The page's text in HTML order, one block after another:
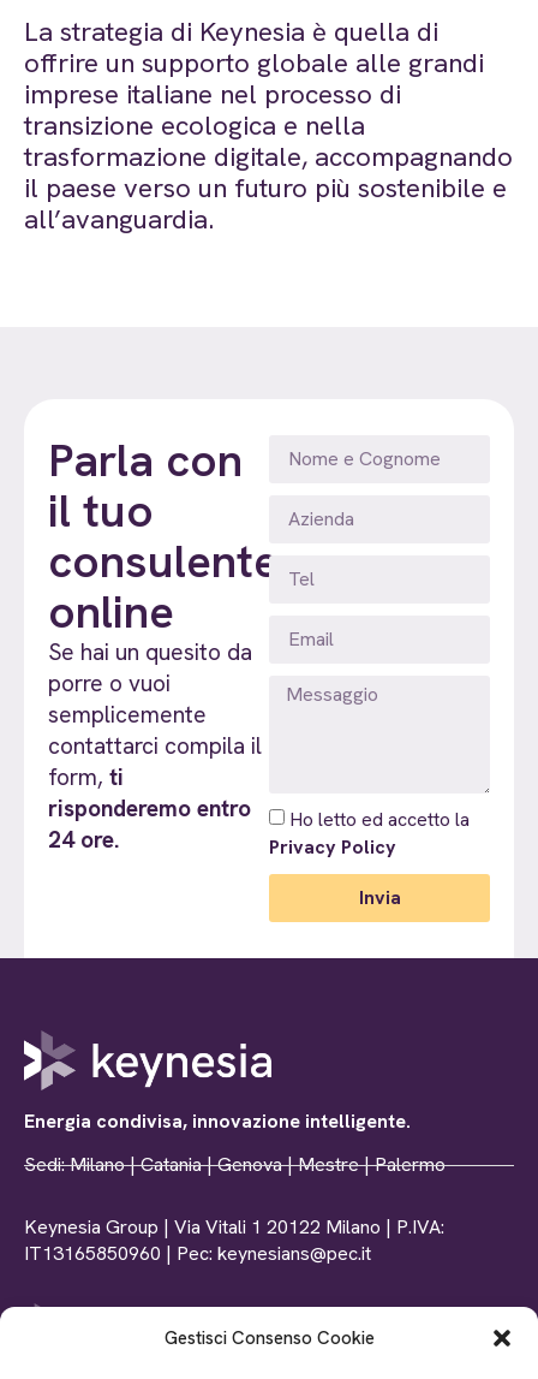
Gestisci Consenso Cookie
La strategia di Keynesia è quella di
offrire un supporto globale alle grandi
imprese italiane nel processo di
transizione ecologica e nella
trasformazione digitale, accompagnando
il paese verso un futuro più sostenibile e
all’avanguardia.
Parla con
il tuo
consulente
online
Se hai un quesito da
porre o vuoi
semplicemente
contattarci compila il
form, ti
risponderemo entro
24 ore.
Ho letto ed accetto la
Privacy Policy
Invia
Energia condivisa, innovazione intelligente.
Sedi: Milano | Catania | Genova | Mestre | Palermo
Keynesia Group | Via Vitali 1 20122 Milano | P.IVA:
IT13165850960 | Pec: keynesians@pec.it